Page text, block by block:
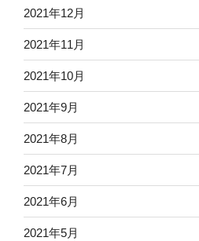
2021年12月
2021年11月
2021年10月
2021年9月
2021年8月
2021年7月
2021年6月
2021年5月